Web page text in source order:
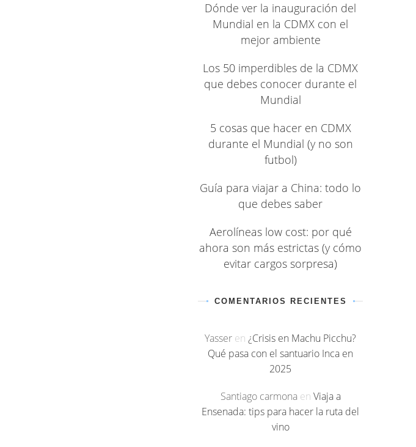
Dónde ver la inauguración del
Mundial en la CDMX con el
mejor ambiente
Los 50 imperdibles de la CDMX
que debes conocer durante el
Mundial
5 cosas que hacer en CDMX
durante el Mundial (y no son
futbol)
Guía para viajar a China: todo lo
que debes saber
Aerolíneas low cost: por qué
ahora son más estrictas (y cómo
evitar cargos sorpresa)
COMENTARIOS RECIENTES
Yasser en ¿Crisis en Machu Picchu?
Qué pasa con el santuario Inca en
2025
Santiago carmonaen Viaja a
Ensenada: tips para hacer la ruta del
vino